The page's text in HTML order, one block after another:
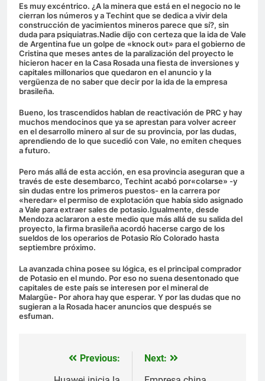
Es muy excéntrico. ¿A la minera que está en el negocio no le
cierran los números y a Techint que se dedica a vivir dela
construcción de yacimientos mineros parece que sí?, sin
duda para psiquiatras.Nadie dijo con certeza que la ida de Vale
de Argentina fue un golpe de «knock out» para el gobierno de
Cristina que meses antes de la paralización del proyecto le
hicieron hacer en la Casa Rosada una fiesta de inversiones y
capitales millonarios que quedaron en el anuncio y la
vergüenza de no saber que decir por la ida de la empresa
brasileña.
Bueno, los trascendidos hablan de reactivación de PRC y hay
muchos mendocinos que ya se aprestan para volver acreer
en el desarrollo minero al sur de su provincia, por las dudas,
aprendiendo de lo que sucedió con Vale, no emiten cheques
a futuro.
Pero más allá de esta acción, en esa provincia aseguran que a
través de este desembarco, Techint acabó por«colarse» -y
sin dudas entre los primeros puestos- en la carrera por
«heredar» el permiso de explotación que había sido asignado
a Vale para extraer sales de potasio.Igualmente, desde
Mendoza aclararon a este medio que más allá de su salida del
proyecto, la firma brasileña acordó hacerse cargo de los
sueldos de los operarios de Potasio Río Colorado hasta
septiembre próximo.
La avanzada china posee su lógica, es el principal comprador
de Potasio en el mundo. Por eso no suena desentonado que
capitales de este país se interesen por el mineral de
Malargüe- Por ahora hay que esperar. Y por las dudas que no
sugieran a la Rosada hacer anuncios que después se
esfuman.
Navegación
Previous:
Next: